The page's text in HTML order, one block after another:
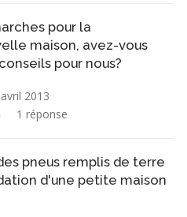
pour la
maison, avez-vous
pour nous?
2013
1 réponse
pneus remplis de terre
d'une petite maison